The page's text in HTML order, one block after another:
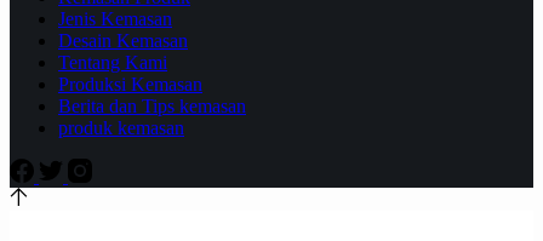
Jenis Kemasan
Desain Kemasan
Tentang Kami
Produksi Kemasan
Berita dan Tips kemasan
produk kemasan